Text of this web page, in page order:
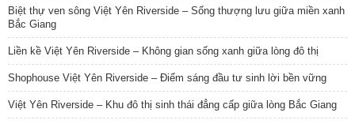
Biệt thự ven sông Việt Yên Riverside – Sống thượng lưu giữa miền xanh
Bắc Giang
Liền kề Việt Yên Riverside – Không gian sống xanh giữa lòng đô thị
Shophouse Việt Yên Riverside – Điểm sáng đầu tư sinh lời bền vững
Việt Yên Riverside – Khu đô thị sinh thái đẳng cấp giữa lòng Bắc Giang